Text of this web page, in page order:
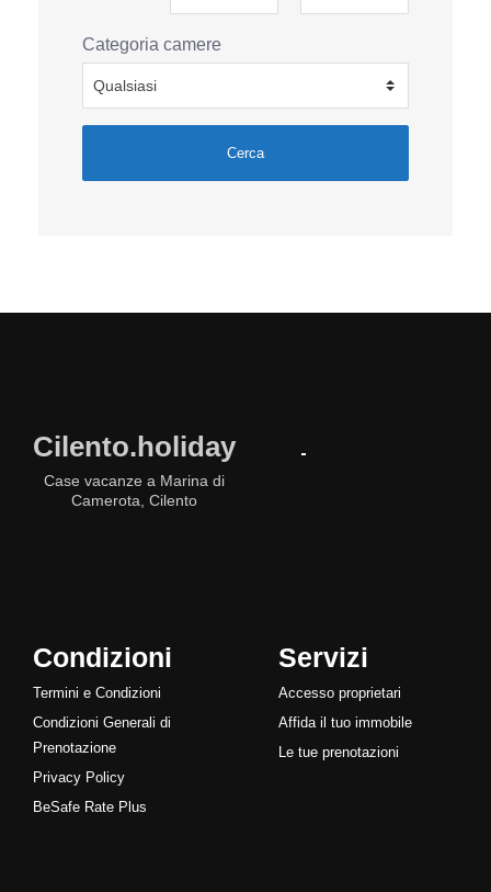
Categoria camere
Cerca
Cilento.holiday
Case vacanze a Marina di
Camerota, Cilento
Condizioni
Termini e Condizioni
Condizioni Generali di
Prenotazione
Privacy Policy
BeSafe Rate Plus
Servizi
Accesso proprietari
Affida il tuo immobile
Le tue prenotazioni